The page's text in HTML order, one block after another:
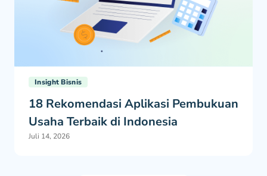
Insight Bisnis
18 Rekomendasi Aplikasi Pembukuan
Usaha Terbaik di Indonesia
Juli 14, 2026